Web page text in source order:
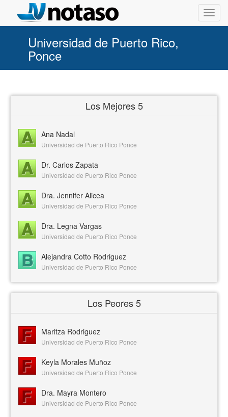
Universidad de Puerto Rico,
Ponce
Los Mejores 5
Ana Nadal
Universidad de Puerto Rico Ponce
Dr. Carlos Zapata
Universidad de Puerto Rico Ponce
Dra. Jennifer Alicea
Universidad de Puerto Rico Ponce
Dra. Legna Vargas
Universidad de Puerto Rico Ponce
Alejandra Cotto Rodriguez
Universidad de Puerto Rico Ponce
Los Peores 5
Maritza Rodriguez
Universidad de Puerto Rico Ponce
Keyla Morales Muñoz
Universidad de Puerto Rico Ponce
Dra. Mayra Montero
Universidad de Puerto Rico Ponce